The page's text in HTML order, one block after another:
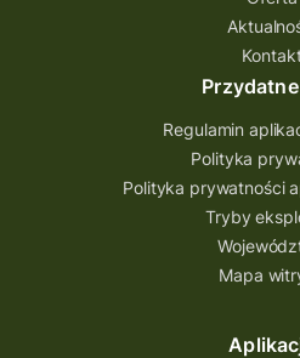
Regulamin
Polityka
Polityka prywatności
Tryby
Mapa